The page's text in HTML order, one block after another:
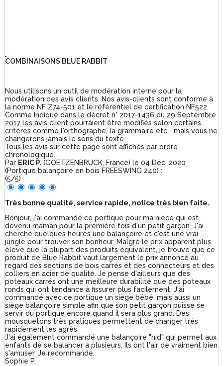
COMBINAISONS BLUE RABBIT
Nous utilisons un outil de modération interne pour la
modération des avis clients. Nos avis-clients sont conforme à
la norme NF Z74-501 et le référentiel de certification NF522.
Comme Indiqué dans le décret n° 2017-1436 du 29 Septembre
2017 les avis client pourraient être modifiés selon certains
critères comme l'orthographe, la grammaire etc... mais vous ne
changerons jamais le sens du texte.
Tous les avis sur cette page sont affichés par ordre
chronologique.
Par ERIC P. (GOETZENBRUCK, France) le 04 Déc. 2020
(Portique balançoire en bois FREESWING 240) :
(5/5)
Très bonne qualité, service rapide, notice très bien faite.
Bonjour, j'ai commandé ce portique pour ma nièce qui est
devenu maman pour la première fois d'un petit garçon. J'ai
cherché quelques heures une balançoire et c'est une vrai
jungle pour trouver son bonheur. Malgré le prix apparent plus
élevé que la plupart des produits équivalent, je trouve que ce
produit de Blue Rabbit vaut largement le prix annoncé au
regard des sections de bois carrés et des connecteurs et des
colliers en acier de qualité. Je pense d'ailleurs que des
poteaux carrés ont une meilleure durabilité que des poteaux
ronds qui ont tendance à fissurer plus facilement. J'ai
commandé avec ce portique un siège bébé, mais aussi un
siège balançoire simple afin que son petit garçon puisse se
servir du portique encore quand il sera plus grand. Des
mousquetons très pratiques permettent de changer très
rapidement les agrès.
J'ai également commandé une balançoire "nid" qui permet aux
enfants de se balancer à plusieurs. Ils ont l'air de vraiment bien
s'amuser. Je recommande.
Sophie P.